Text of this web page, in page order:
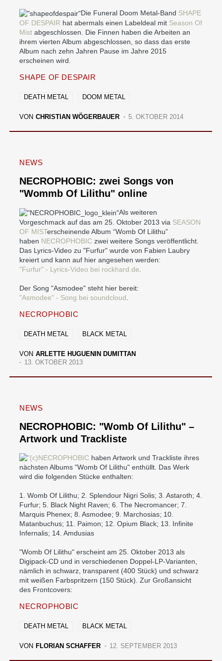
Die Funeral Doom Metal-Band SHAPE
OF DESPAIR hat abermals einen Labeldeal mit Season Of
Mist abgeschlossen. Die Finnen haben die Arbeiten an
ihrem vierten Album abgeschlossen, so dass das erste
Album nach zehn Jahren Pause im Jahre 2015
erscheinen wird.
SHAPE OF DESPAIR
DEATH METAL DOOM METAL
VON CHRISTIAN WÖGERBAUER 5. OKTOBER 2014
NEWS
NECROPHOBIC: zwei Songs von
"Wommb Of Lilithu" online
Als weiteren
Vorgeschmack auf das am 25. Oktober 2013 via SEASON
OF MISTerscheinende Album “Womb Of Lilithu”
haben NECROPHOBIC zwei weitere Songs veröffentlicht.
Das Lyrics-Video zu "Furfur" wurde von Fabien Laubry
kreiert und kann auf hier angesehen werden:
"Furfur" - Lyrics-Video bei rockhard.de
Der Song "Asmodee" steht hier bereit:
"Asmodee" - Song bei soundcloud
NECROPHOBIC
DEATH METAL BLACK METAL
VON ARLETTE HUGUENIN DUMITTAN
13. OKTOBER 2013
NEWS
NECROPHOBIC: "Womb Of Lilithu" –
Artwork und Trackliste
NECROPHOBIC haben Artwork und Trackliste ihres
nächsten Albums "Womb Of Lilithu" enthüllt. Das Werk
wird die folgenden Stücke enthalten:
1. Womb Of Lilithu; 2. Splendour Nigri Solis; 3. Astaroth; 4.
Furfur; 5. Black Night Raven; 6. The Necromancer; 7.
Marquis Phenex; 8. Asmodee; 9. Marchosias; 10.
Matanbuchus; 11. Paimon; 12. Opium Black; 13. Infinite
Infernalis; 14. Amdusias
"Womb Of Lilithu" erscheint am 25. Oktober 2013 als
Digipack-CD und in verschiedenen Doppel-LP-Varianten,
nämlich in schwarz, transparent (400 Stück) und schwarz
mit weißen Farbspritzern (150 Stück). Zur Großansicht
des Frontcovers:
NECROPHOBIC
DEATH METAL BLACK METAL
VON FLORIAN SCHAFFER 12. SEPTEMBER 2013